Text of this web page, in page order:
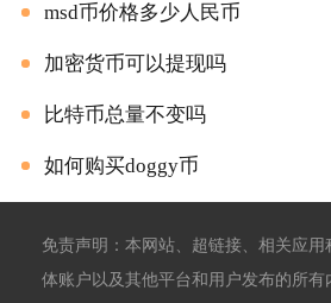
msd币价格多少人民币
加密货币可以提现吗
比特币总量不变吗
如何购买doggy币
免责声明：本网站、超链接、相关应
体账户以及其他平台和用户发布的所